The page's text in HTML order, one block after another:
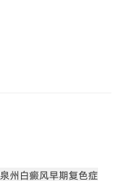
泉州白癜风早期复色症